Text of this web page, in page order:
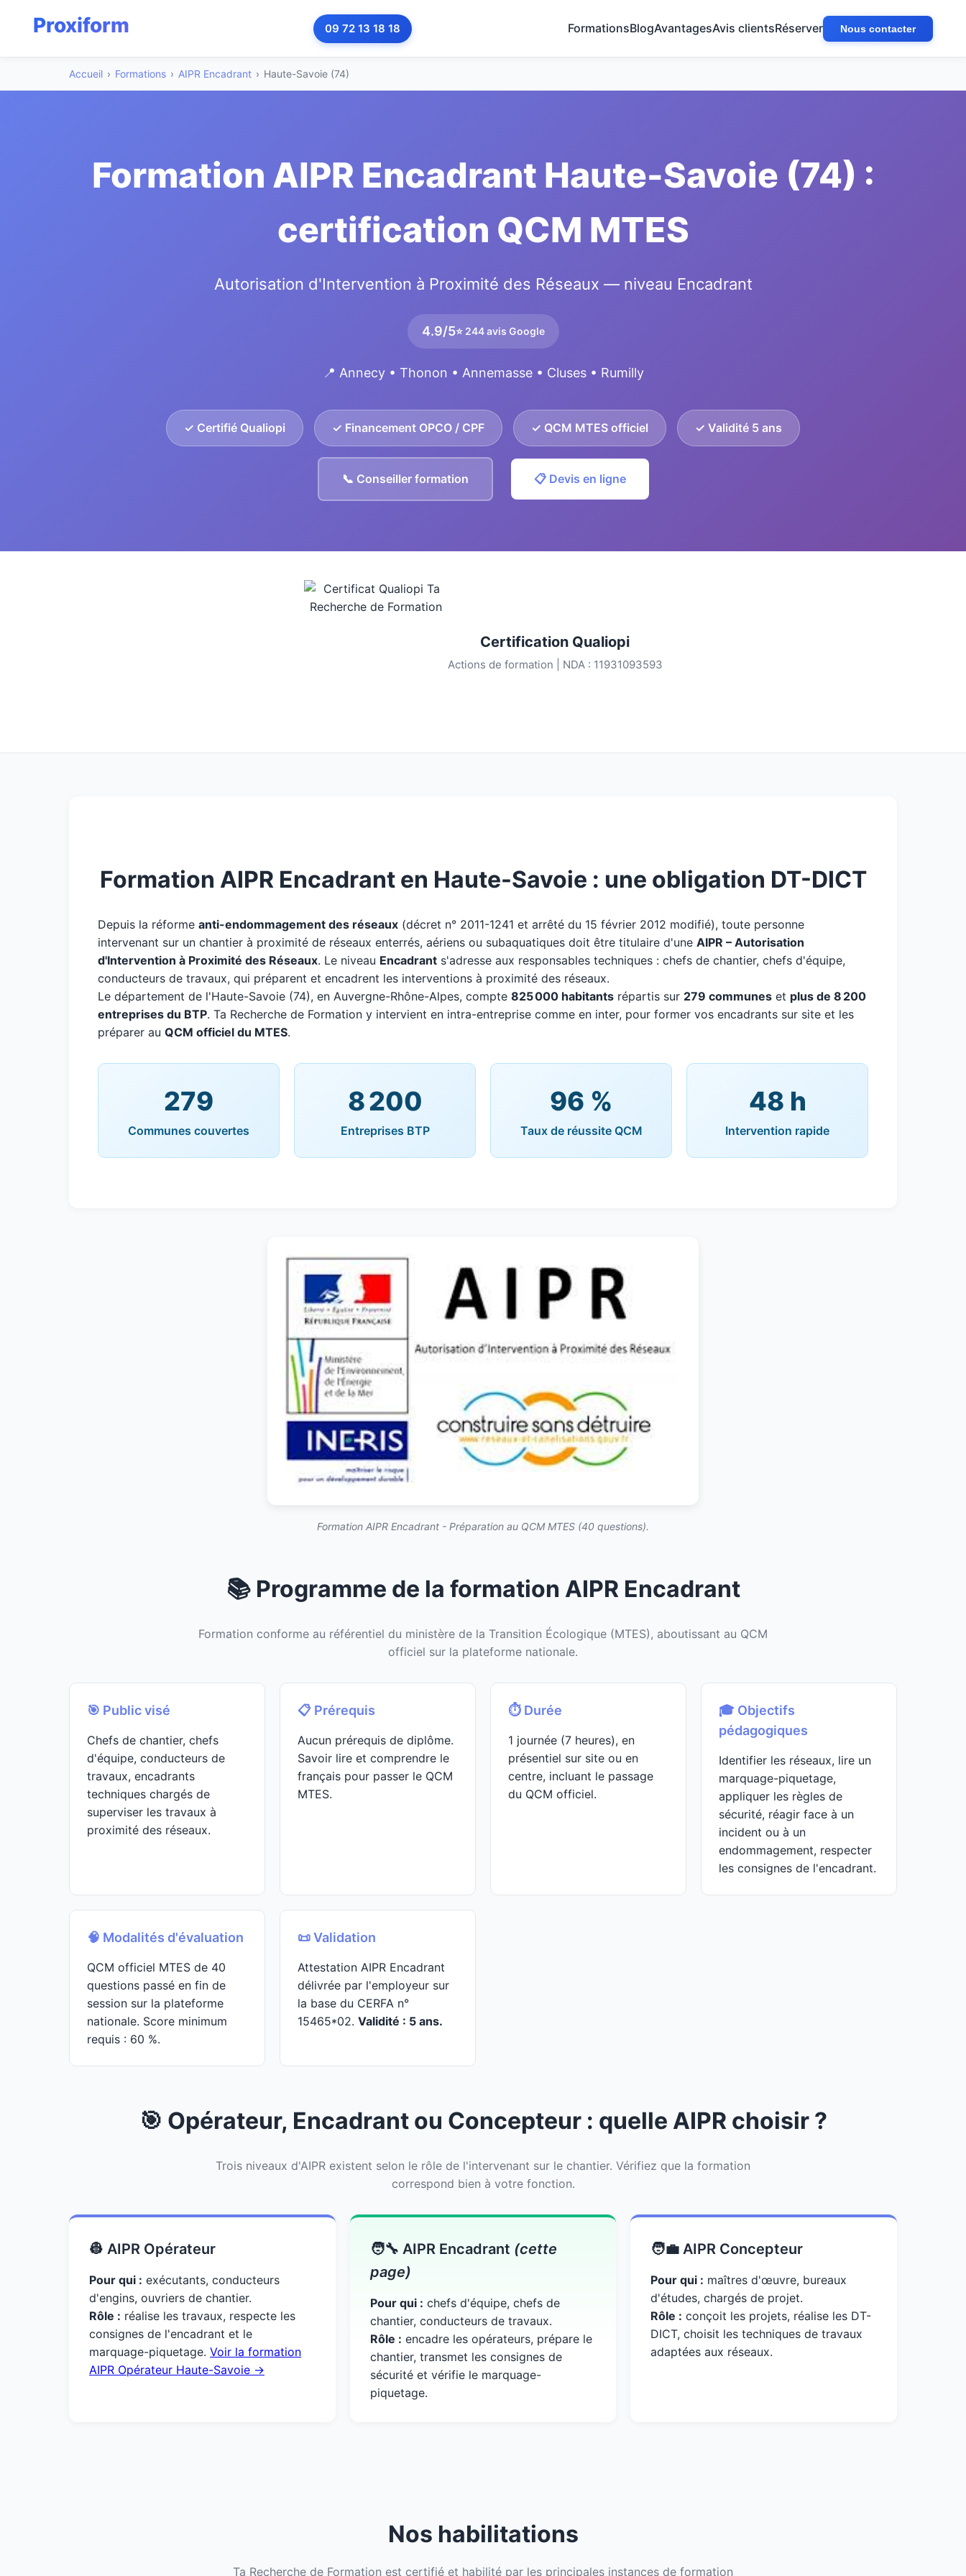
09 72 13 18 18 FormationsBlogAvantagesAvis clientsRéserver Nous contacter
Accueil › Formations › AIPR Encadrant › Haute-Savoie (74)
Formation AIPR Encadrant Haute-Savoie (74) :
certification QCM MTES
Autorisation d'Intervention à Proximité des Réseaux — niveau Encadrant
4.9/5⭐ 244 avis Google
📍 Annecy • Thonon • Annemasse • Cluses • Rumilly
✓ Certifié Qualiopi ✓ Financement OPCO / CPF ✓ QCM MTES officiel ✓ Validité 5 ans
📞 Conseiller formation 📋 Devis en ligne
Certification Qualiopi
Actions de formation | NDA : 11931093593
Formation AIPR Encadrant en Haute-Savoie : une obligation DT-DICT
Depuis la réforme anti-endommagement des réseaux (décret n° 2011-1241 et arrêté du 15 février 2012 modifié), toute personne
intervenant sur un chantier à proximité de réseaux enterrés, aériens ou subaquatiques doit être titulaire d'une AIPR – Autorisation
d'Intervention à Proximité des Réseaux. Le niveau Encadrant s'adresse aux responsables techniques : chefs de chantier, chefs d'équipe,
conducteurs de travaux, qui préparent et encadrent les interventions à proximité des réseaux.
Le département de l'Haute-Savoie (74), en Auvergne-Rhône-Alpes, compte 825 000 habitants répartis sur 279 communes et plus de 8 200
entreprises du BTP. Ta Recherche de Formation y intervient en intra-entreprise comme en inter, pour former vos encadrants sur site et les
préparer au QCM officiel du MTES.
279
Communes couvertes
8 200
Entreprises BTP
96 %
Taux de réussite QCM
48 h
Intervention rapide
Formation AIPR Encadrant - Préparation au QCM MTES (40 questions).
📚 Programme de la formation AIPR Encadrant
Formation conforme au référentiel du ministère de la Transition Écologique (MTES), aboutissant au QCM
officiel sur la plateforme nationale.
🎯 Public visé
Chefs de chantier, chefs
d'équipe, conducteurs de
travaux, encadrants
techniques chargés de
superviser les travaux à
proximité des réseaux.
📋 Prérequis
Aucun prérequis de diplôme.
Savoir lire et comprendre le
français pour passer le QCM
MTES.
⏱️ Durée
1 journée (7 heures), en
présentiel sur site ou en
centre, incluant le passage
du QCM officiel.
🎓 Objectifs
pédagogiques
Identifier les réseaux, lire un
marquage-piquetage,
appliquer les règles de
sécurité, réagir face à un
incident ou à un
endommagement, respecter
les consignes de l'encadrant.
🧠 Modalités d'évaluation
QCM officiel MTES de 40
questions passé en fin de
session sur la plateforme
nationale. Score minimum
requis : 60 %.
📜 Validation
Attestation AIPR Encadrant
délivrée par l'employeur sur
la base du CERFA n°
15465*02. Validité : 5 ans.
🎯 Opérateur, Encadrant ou Concepteur : quelle AIPR choisir ?
Trois niveaux d'AIPR existent selon le rôle de l'intervenant sur le chantier. Vérifiez que la formation
correspond bien à votre fonction.
👷 AIPR Opérateur
Pour qui : exécutants, conducteurs
d'engins, ouvriers de chantier.
Rôle : réalise les travaux, respecte les
consignes de l'encadrant et le
marquage-piquetage. Voir la formation
AIPR Opérateur Haute-Savoie →
🧑‍🔧 AIPR Encadrant (cette
page)
Pour qui : chefs d'équipe, chefs de
chantier, conducteurs de travaux.
Rôle : encadre les opérateurs, prépare le
chantier, transmet les consignes de
sécurité et vérifie le marquage-
piquetage.
🧑‍💼 AIPR Concepteur
Pour qui : maîtres d'œuvre, bureaux
d'études, chargés de projet.
Rôle : conçoit les projets, réalise les DT-
DICT, choisit les techniques de travaux
adaptées aux réseaux.
Nos habilitations
Ta Recherche de Formation est certifié et habilité par les principales instances de formation